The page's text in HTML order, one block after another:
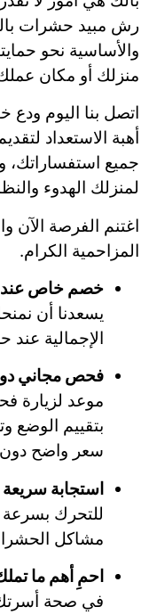
رش مبيد حشرات
والأساسية نحو
منزلك أو مكان
اتصل بنا اليوم ودع
أهبة الاستعداد
جميع استفساراتك،
لمنزلك الهدوء
اغتنم الفرصة
المزاحمية الكرام.
خصم خاص عند
يسعدنا أن
الإجمالية عند
فحص مجاني
موعد لزيارة
بتقييم الوضع
سعر واضح
استجابة
للتحرك بسرعة
مشاكل
احمِ أهم ما
في صحة أسرتك